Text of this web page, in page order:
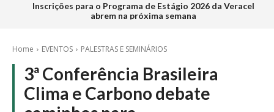
Inscrições para o Programa de Estágio 2026 da Veracel
abrem na próxima semana
Home EVENTOS PALESTRAS E SEMINÁRIOS
3ª Conferência Brasileira
Clima e Carbono debate